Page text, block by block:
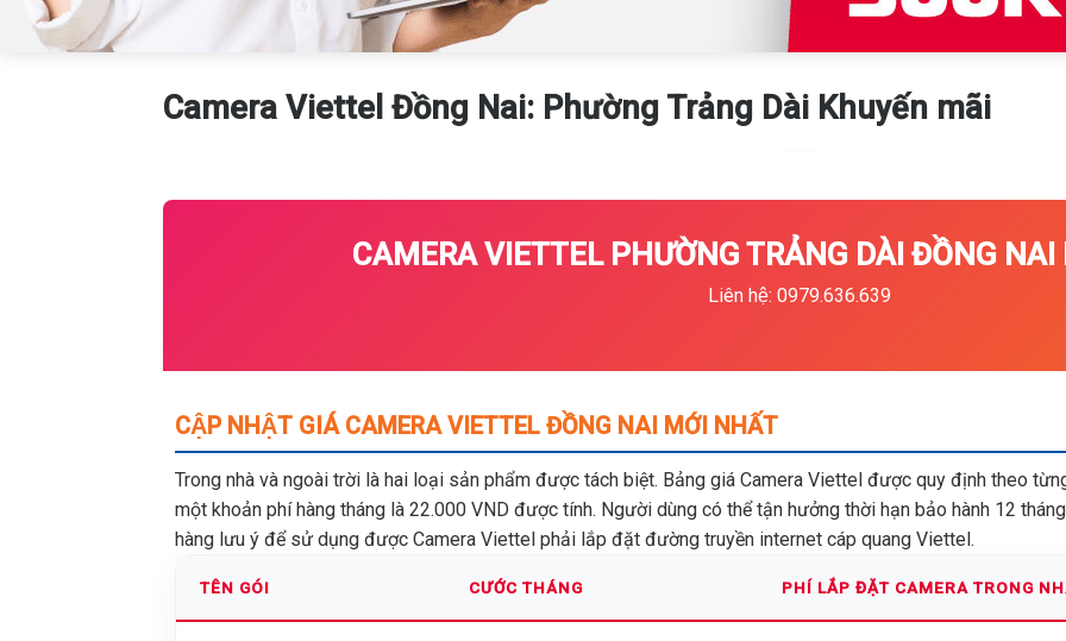
Camera Viettel Đồng Nai: Phường Trảng Dài Khuyến mãi
CAMERA VIETTEL PHƯỜNG TRẢNG DÀI ĐỒNG
Liên hệ: 0979.636.639
CẬP NHẬT GIÁ CAMERA VIETTEL ĐỒNG NAI MỚI NHẤT
Trong nhà và ngoài trời là hai loại sản phẩm được tách biệt. Bảng giá Camera Viettel được quy định theo
một khoản phí hàng tháng là 22.000 VND được tính. Người dùng có thể tận hưởng thời hạn bảo hành 12
hàng lưu ý để sử dụng được Camera Viettel phải lắp đặt đường truyền internet cáp quang Viettel.
TÊN GÓI CƯỚC THÁNG PHÍ LẮP ĐẶT CAMERA TRONG